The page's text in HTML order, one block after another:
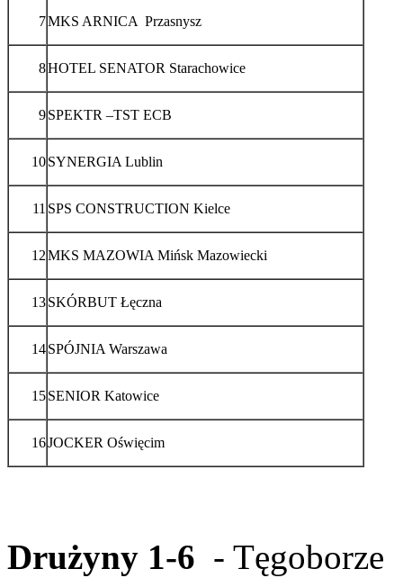
7MKS ARNICA Przasnysz
8HOTEL SENATOR Starachowice
9SPEKTR –TST ECB
10SYNERGIA Lublin
11 SPS CONSTRUCTION Kielce
12MKS MAZOWIA Mińsk Mazowiecki
13SKÓRBUT Łęczna
14SPÓJNIA Warszawa
15SENIOR Katowice
16JOCKER Oświęcim
Drużyny 1-6 - Tęgoborze